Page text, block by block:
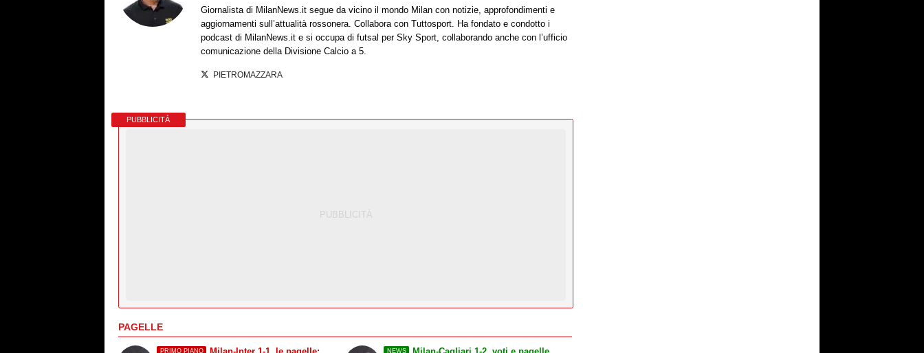
Giornalista di MilanNews.it segue da vicino il mondo Milan con notizie, approfondimenti e
aggiornamenti sull’attualità rossonera. Collabora con Tuttosport. Ha fondato e condotto i
podcast di MilanNews.it e si occupa di futsal per Sky Sport, collaborando anche con l’ufficio
comunicazione della Divisione Calcio a 5.
PIETROMAZZARA
PUBBLICITÀ
PAGELLE
PRIMO PIANO NEWS